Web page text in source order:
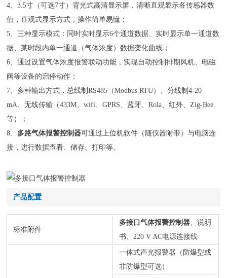
4、3.5寸（可选7寸）背光式高清显示屏，清晰直观显示各传感器数
值，直观式显示方式，操作简单易懂；
5、三种显示模式：同时实时显示6个通道数据、实时显示单一通道数
据、某时段内单一通道（气体浓度）数据变化曲线；
6、通过设置气体浓度报警联动功能，实现自动控制排期风机、电磁
阀等设备的启停动作；
7、多种输出方式，总线制RS485（Modbus RTU）、分线制4-20
mA、无线传输（433M、wifi、GPRS、蓝牙、Rola、红外、Zig-Bee
等）；
8、 多路气体报警控制器可通过上位机软件（随仪器附带）与电脑连
接，进行数据查看、储存、打印等。
产品配置
标准附件
多接口气体报警控制器、说明
书、220 V AC电源连接线
一体式声光报警器（防爆型或
非防爆型可选）